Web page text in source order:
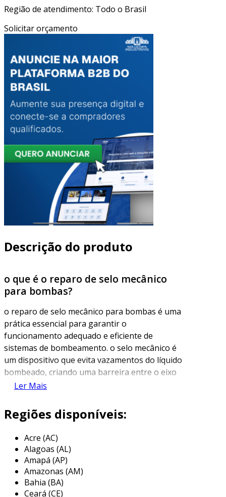
Região de atendimento: Todo o Brasil
Solicitar orçamento
Descrição do produto
o que é o reparo de selo mecânico
para bombas?
o reparo de selo mecânico para bombas é uma
prática essencial para garantir o
funcionamento adequado e eficiente de
sistemas de bombeamento. o selo mecânico é
um dispositivo que evita vazamentos do líquido
bombeado, criando uma barreira entre o eixo
da bomba e a parte externa. com o tempo, esse
comprometendo a performance da bomba e
podendo levar a falhas operacionais.
o reparo do selo mecânico envolve a
substituição de peças danificadas ou o conserto
de componentes para restaurar sua
funcionalidade. em muitos casos, a realização
preventiva desse reparo pode evitar problemas
Ler Mais
Regiões disponíveis:
Acre (AC)
Alagoas (AL)
Amapá (AP)
Amazonas (AM)
Bahia (BA)
Ceará (CE)